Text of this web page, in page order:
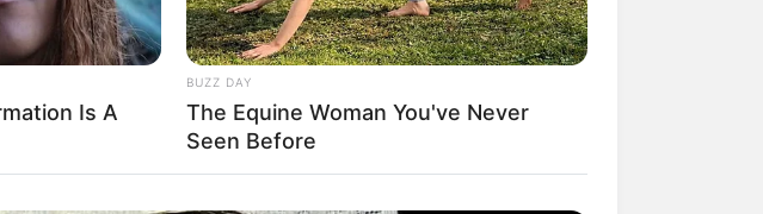
Is A
BUZZ DAY
The Equine Woman You've Never
Seen Before